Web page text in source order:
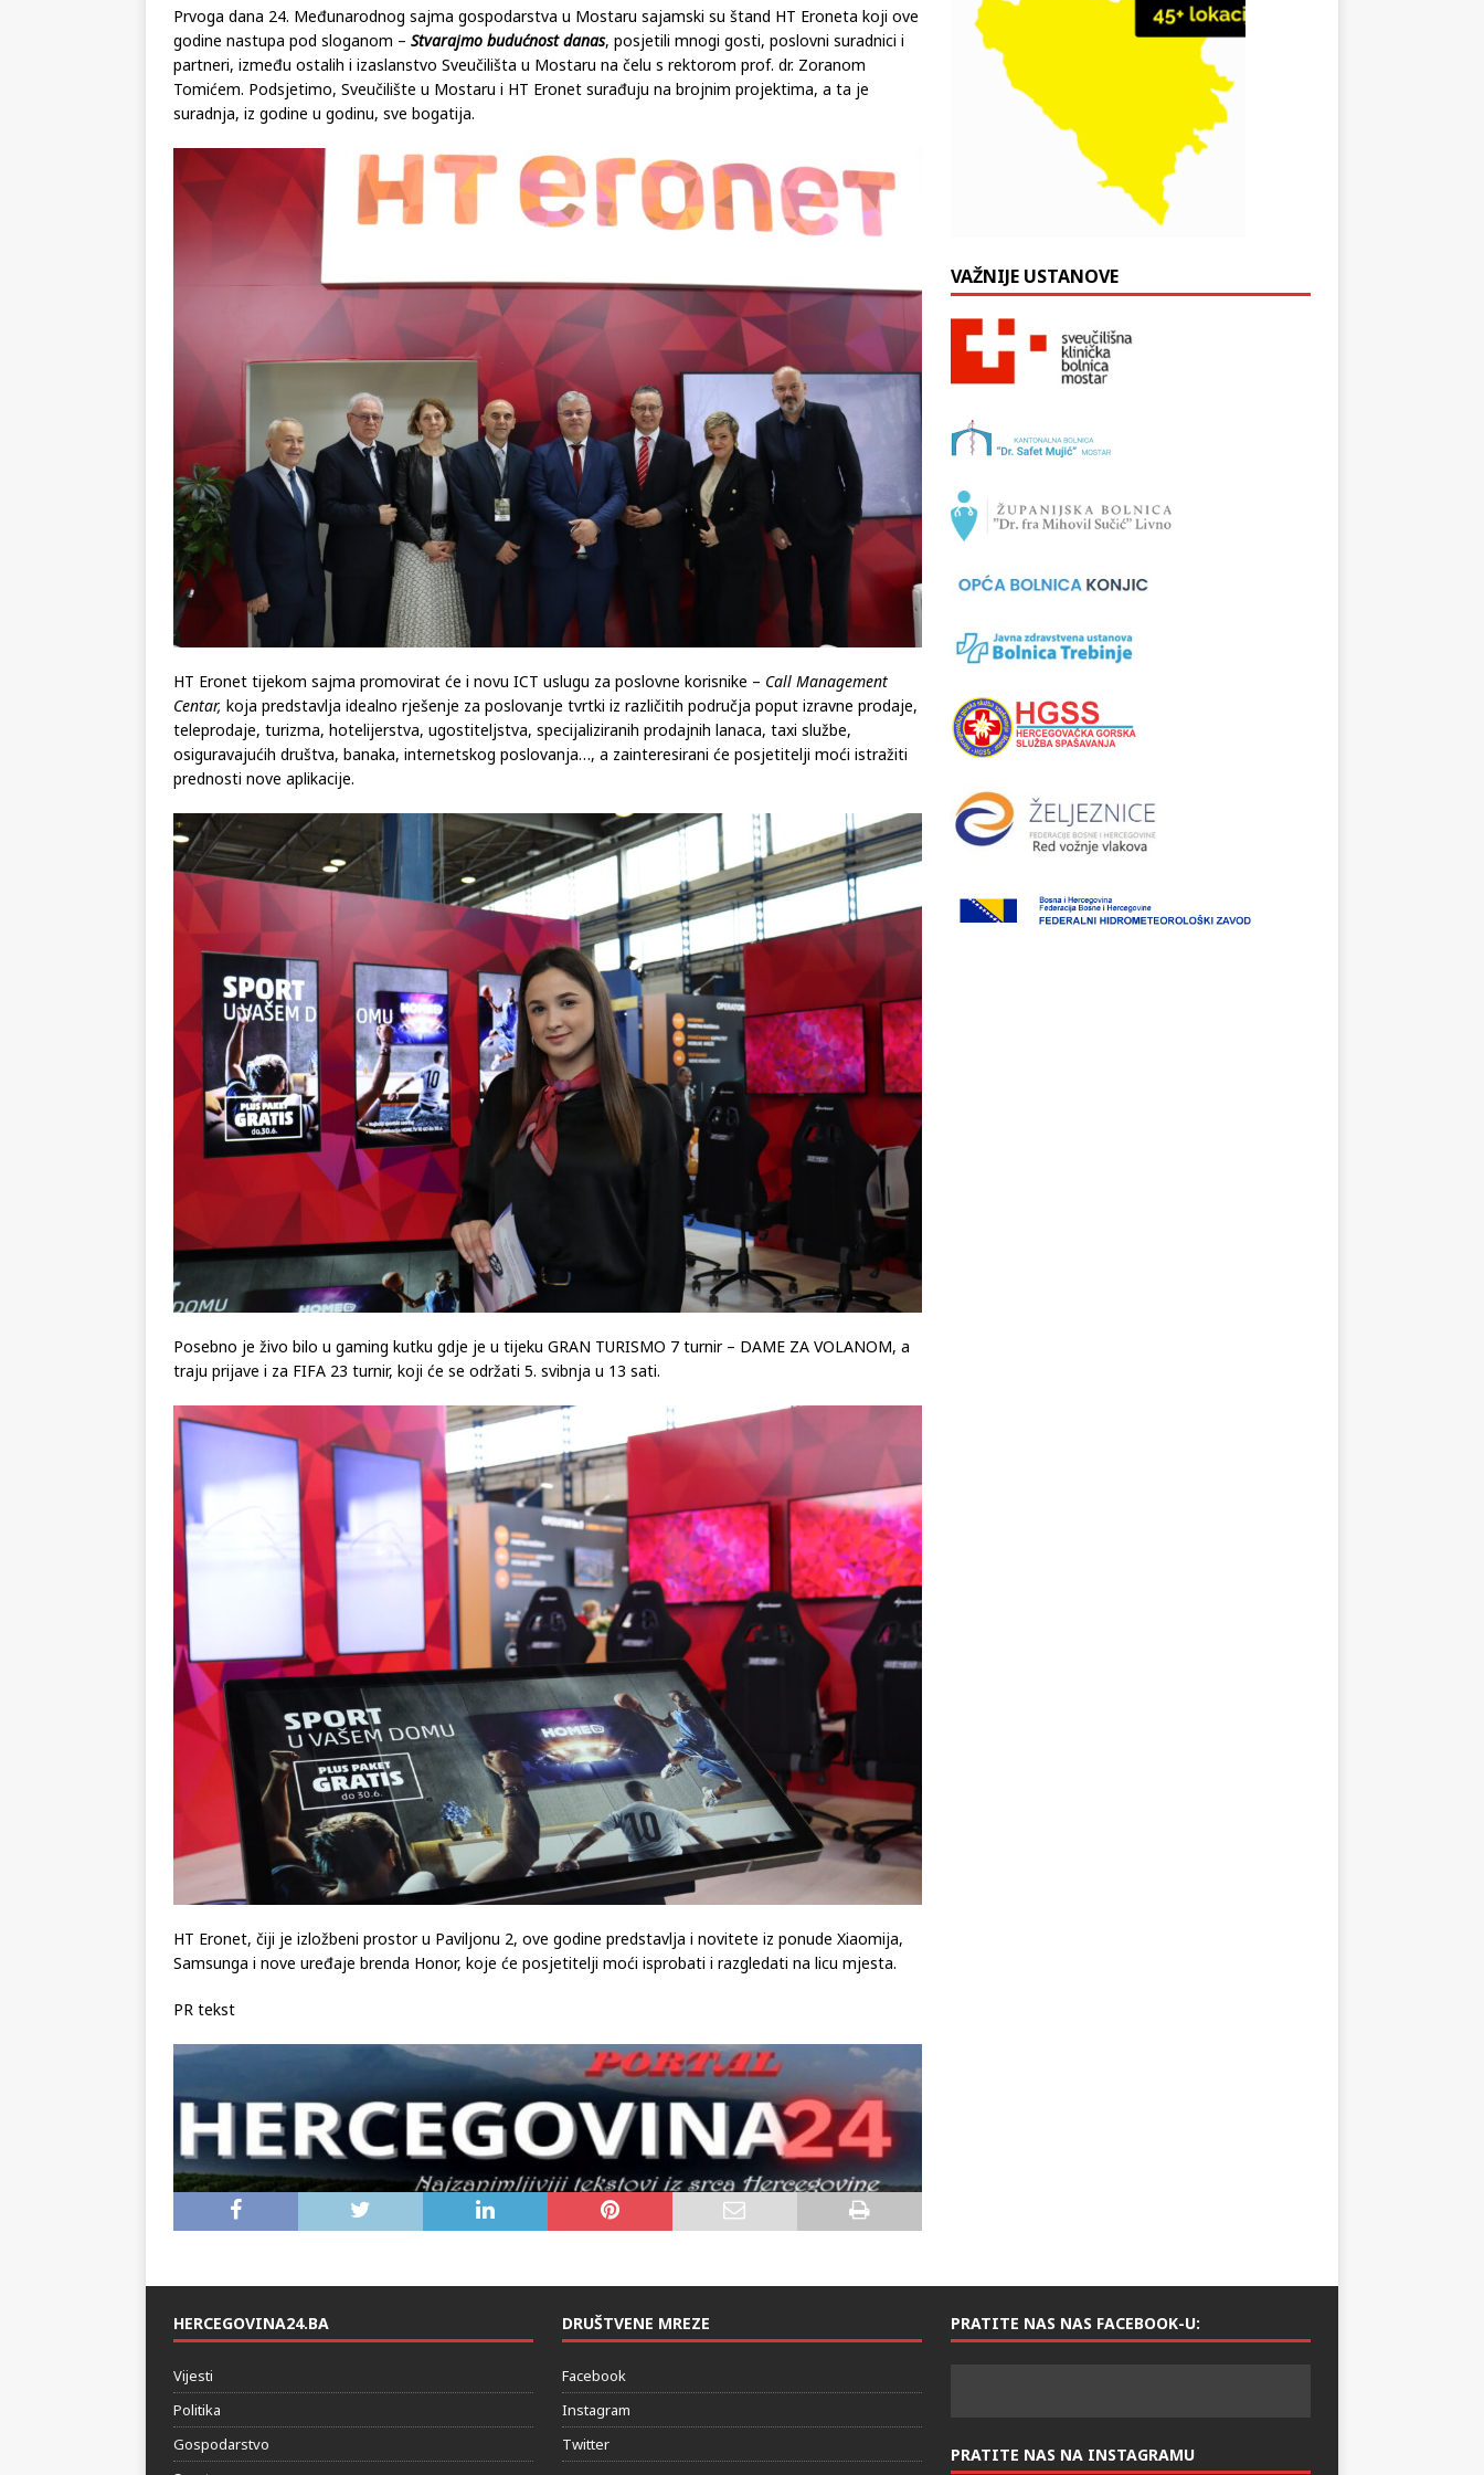
Prvoga dana 24. Međunarodnog sajma gospodarstva u Mostaru sajamski su štand HT Eroneta koji ove
godine nastupa pod sloganom – Stvarajmo budućnost danas, posjetili mnogi gosti, poslovni suradnici i
partneri, između ostalih i izaslanstvo Sveučilišta u Mostaru na čelu s rektorom prof. dr. Zoranom
Tomićem. Podsjetimo, Sveučilište u Mostaru i HT Eronet surađuju na brojnim projektima, a ta je
suradnja, iz godine u godinu, sve bogatija.
HT Eronet tijekom sajma promovirat će i novu ICT uslugu za poslovne korisnike – Call Management
Centar, koja predstavlja idealno rješenje za poslovanje tvrtki iz različitih područja poput izravne prodaje,
teleprodaje, turizma, hotelijerstva, ugostiteljstva, specijaliziranih prodajnih lanaca, taxi službe,
osiguravajućih društva, banaka, internetskog poslovanja…, a zainteresirani će posjetitelji moći istražiti
prednosti nove aplikacije.
Posebno je živo bilo u gaming kutku gdje je u tijeku GRAN TURISMO 7 turnir – DAME ZA VOLANOM, a
traju prijave i za FIFA 23 turnir, koji će se održati 5. svibnja u ­­­­­13 sati.
HT Eronet, čiji je izložbeni prostor u Paviljonu 2, ove godine predstavlja i novitete iz ponude Xiaomija,
Samsunga i nove uređaje brenda Honor, koje će posjetitelji moći isprobati i razgledati na licu mjesta.
PR tekst
VAŽNIJE USTANOVE
HERCEGOVINA24.BA
Vijesti
Politika
Gospodarstvo
DRUŠTVENE MREZE
Facebook
Instagram
Twitter
PRATITE NAS NAS FACEBOOK-U:
PRATITE NAS NA INSTAGRAMU